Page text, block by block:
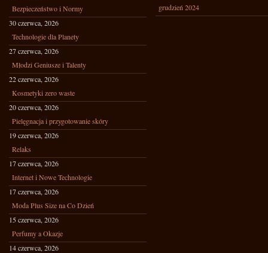
Bezpieczeństwo i Normy
30 czerwca, 2026
Technologie dla Planety
27 czerwca, 2026
Młodzi Geniusze i Talenty
22 czerwca, 2026
Kosmetyki zero waste
20 czerwca, 2026
Pielęgnacja i przygotowanie skóry
19 czerwca, 2026
Relaks
17 czerwca, 2026
Internet i Nowe Technologie
17 czerwca, 2026
Moda Plus Size na Co Dzień
15 czerwca, 2026
Perfumy a Okazje
14 czerwca, 2026
grudzień 2024